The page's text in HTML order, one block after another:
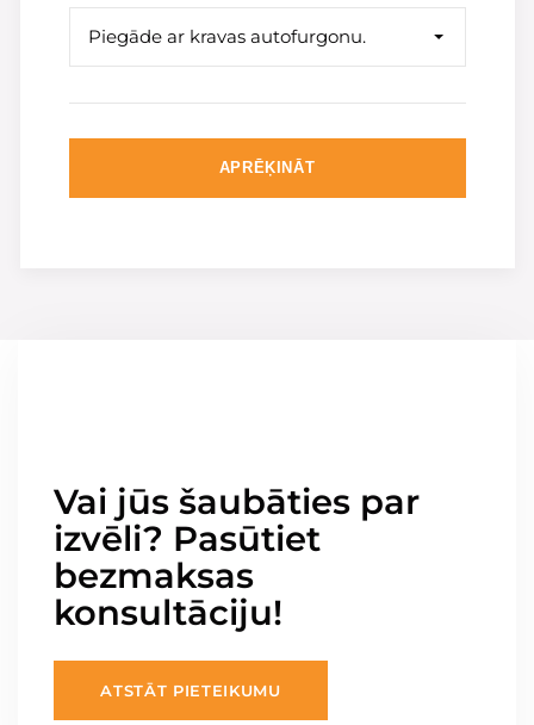
Piegāde ar kravas autofurgonu.
APRĒĶINĀT
Vai jūs šaubāties par
izvēli? Pasūtiet
bezmaksas
konsultāciju!
ATSTĀT PIETEIKUMU